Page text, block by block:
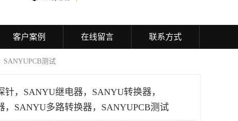
客户案例 在线留言 联系方式
测试
针，SANYU继电器，SANYU转换器，
，SANYU多路转换器，SANYUPCB测试